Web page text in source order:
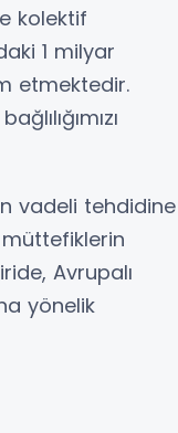
kolektif
1 milyar
etmektedir.
vadeli tehdidine
Avrupalı
yönelik